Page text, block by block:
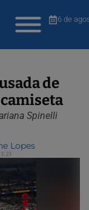
6 de
de
Spinelli
Lopes